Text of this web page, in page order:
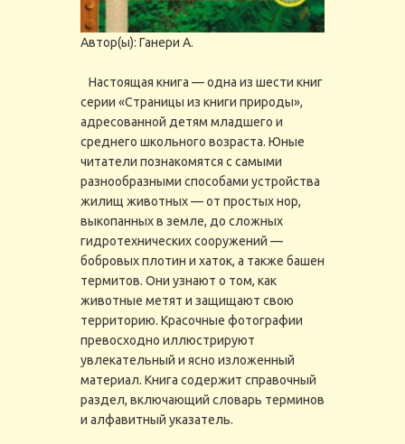
Автор(ы): Ганери А.
Настоящая книга — одна из шести книг
серии «Страницы из книги природы»,
адресованной детям младшего и
среднего школьного возраста. Юные
читатели познакомятся с самыми
разнообразными способами устройства
жилищ животных — от простых нор,
выкопанных в земле, до сложных
гидротехнических сооружений —
бобровых плотин и хаток, а также башен
термитов. Они узнают о том, как
животные метят и защищают свою
территорию. Красочные фотографии
превосходно иллюстрируют
увлекательный и ясно изложенный
материал. Книга содержит справочный
раздел, включающий словарь терминов
и алфавитный указатель.